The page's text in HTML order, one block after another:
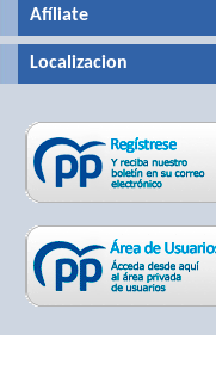
Afíliate
Localizacion